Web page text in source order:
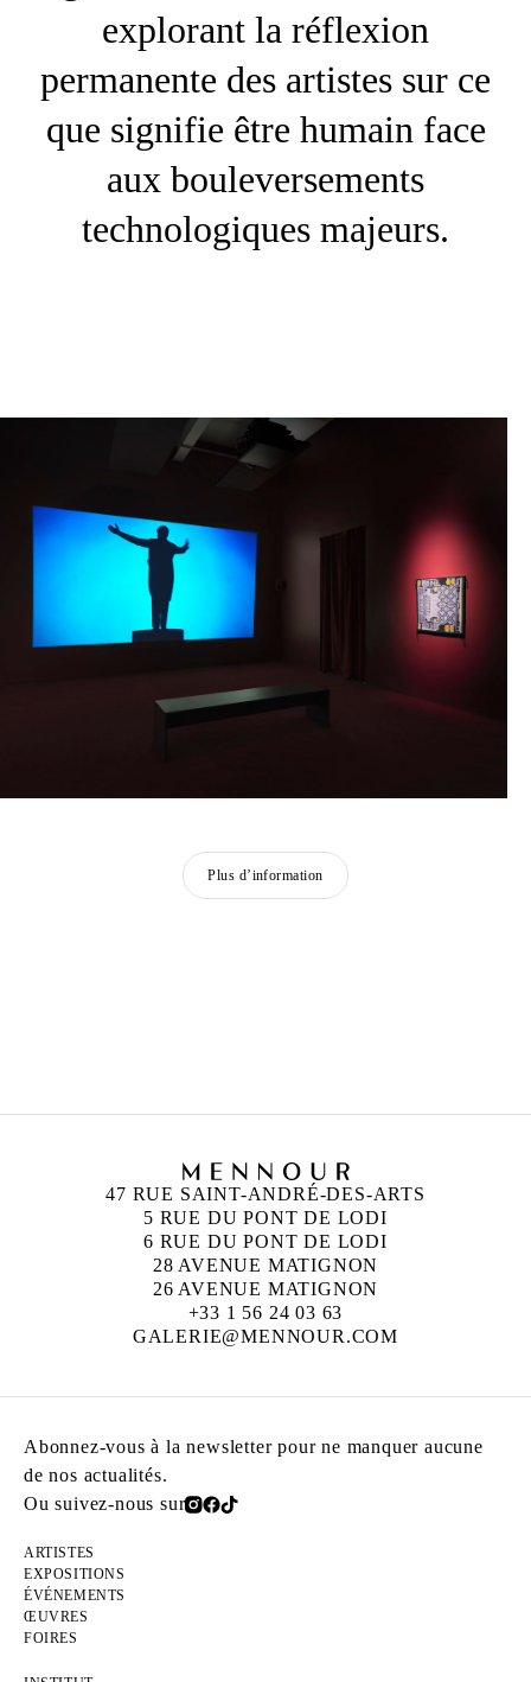
explorant la réflexion
permanente des artistes sur ce
que signifie être humain face
aux bouleversements
technologiques majeurs.
Plus d’information
47 RUE SAINT-ANDRÉ-DES-ARTS
5 RUE DU PONT DE LODI
6 RUE DU PONT DE LODI
28 AVENUE MATIGNON
26 AVENUE MATIGNON
+33 1 56 24 03 63
GALERIE@MENNOUR.COM
Abonnez-vous à la newsletter pour ne manquer aucune
de nos actualités.
Ou suivez-nous sur
ARTISTES
EXPOSITIONS
ÉVÉNEMENTS
ŒUVRES
FOIRES